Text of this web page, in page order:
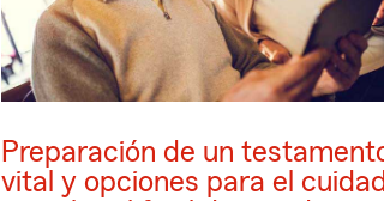
Preparación de un
vital y opciones para el